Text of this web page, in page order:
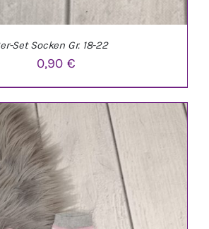
WARENKORB / DETAILS
Set Socken Gr. 18-22
0,90€